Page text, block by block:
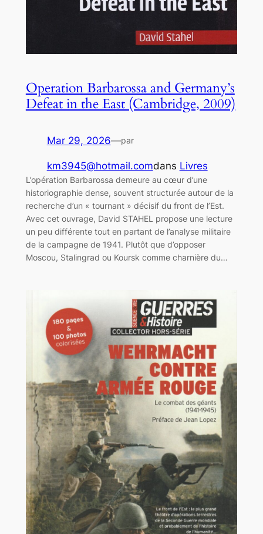
Operation Barbarossa and Germany’s
Defeat in the East (Cambridge, 2009)
Mar 29, 2026—par
km3945@hotmail.comdans Livres
L’opération Barbarossa demeure au cœur d’une
historiographie dense, souvent structurée autour de la
recherche d’un « tournant » décisif du front de l’Est.
Avec cet ouvrage, David STAHEL propose une lecture
un peu différente tout en partant de l’analyse militaire
de la campagne de 1941. Plutôt que d’opposer
Moscou, Stalingrad ou Koursk comme charnière du…